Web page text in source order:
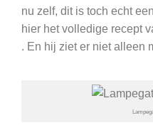
nu zelf, dit is toch echt
hier het volledige recept
. En hij ziet er niet alleen